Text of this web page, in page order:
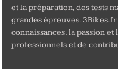
et la préparation, des tests
grandes épreuves.
connaissances, la passion
professionnels et de